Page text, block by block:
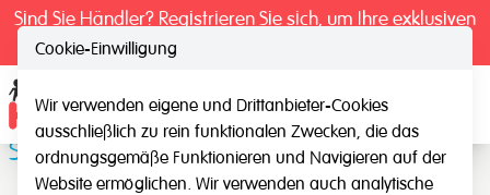
Sind Sie Händler? Registrieren Sie sich, um Ihre exklusiven
Spiegel Triptychon
Cookie-Einwilligung
Wir verwenden eigene und Drittanbieter-Cookies
ausschließlich zu rein funktionalen Zwecken, die das
ordnungsgemäße Funktionieren und Navigieren auf der
Website ermöglichen. Wir verwenden auch analytische